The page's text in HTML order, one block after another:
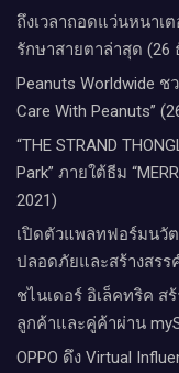
ถึงเวลาถอดแว่นหนาเ
รักษาสายตาล่าสุด (26
Peanuts Worldwide ช
Care With Peanuts”
“THE STRAND
Park” ภายใต้ธีม
2021)
เปิดตัวแพลทฟอร์มนวัต
ปลอดภัยและสร้างสรร
ชไนเดอร์ อิเล็คทริค
ลูกค้าและคู่ค้าผ่าน
OPPO ดึง Virtual